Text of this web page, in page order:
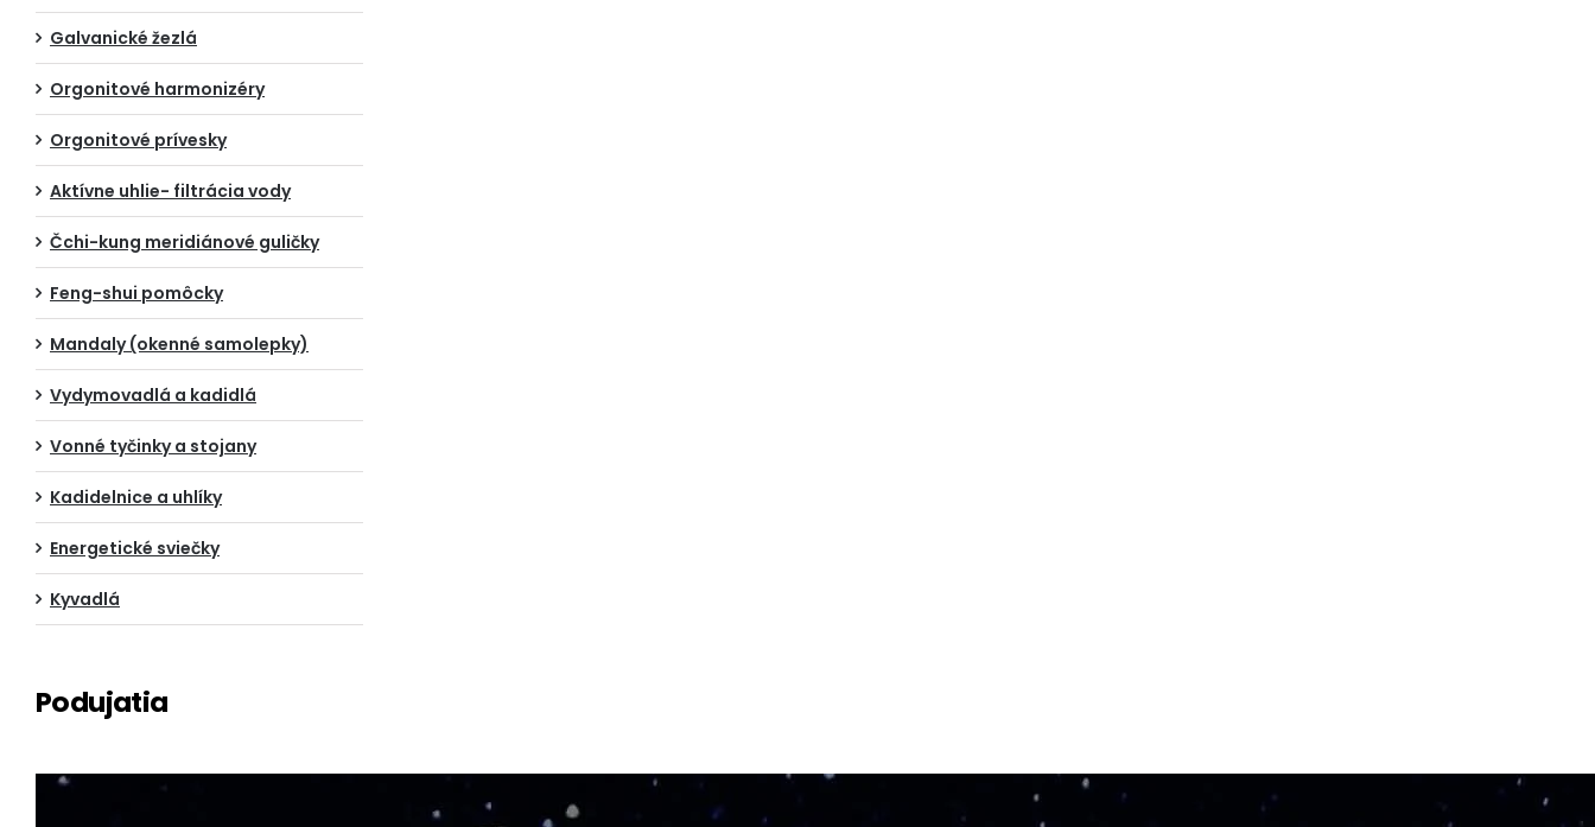
Galvanické žezlá
Orgonitové harmonizéry
Orgonitové prívesky
Aktívne uhlie- filtrácia vody
Čchi-kung meridiánové guličky
Feng-shui pomôcky
Mandaly (okenné samolepky)
Vydymovadlá a kadidlá
Vonné tyčinky a stojany
Kadidelnice a uhlíky
Energetické sviečky
Kyvadlá
Podujatia